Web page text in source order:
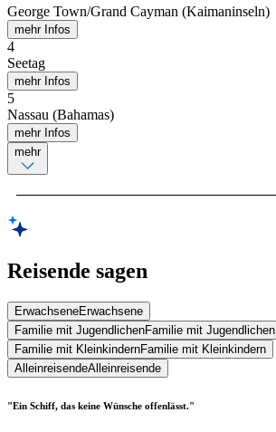
George Town/Grand Cayman (Kaimaninseln)
mehr Infos
4
Seetag
mehr Infos
5
Nassau (Bahamas)
mehr Infos
mehr
Reisende sagen
ErwachseneErwachsene
Familie mit JugendlichenFamilie mit Jugendlichen
Familie mit KleinkindernFamilie mit Kleinkindern
AlleinreisendeAlleinreisende
"Ein Schiff, das keine Wünsche offenlässt."